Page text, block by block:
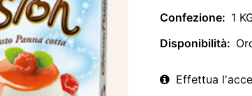
Confezione: 1
Disponibilità:
Effettua